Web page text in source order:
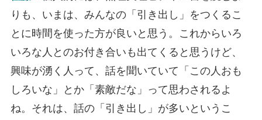
りも、いまは、みんなの「引き出し」をつくるこ
とに時間を使った方が良いと思う。これからいろ
いろな人とのお付き合いも出てくると思うけど、
興味が湧く人って、話を聞いていて「この人おも
しろいな」とか「素敵だな」って思わされるよ
ね。それは、話の「引き出し」が多いというこ